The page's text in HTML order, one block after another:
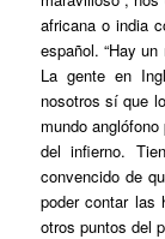
africana o india
español. “Hay
La gente en
nosotros sí que
mundo
del infierno.
convencido de
poder contar las
otros puntos del